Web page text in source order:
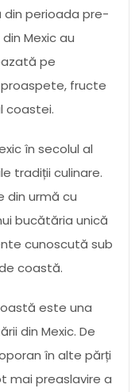
din perioada pre-
Mexic au
pe
fructe
coastei.
în secolul al
tradiții culinare.
din urmă cu
bucătăria unică
cunoscută sub
coastă.
este una
din Mexic. De
în alte părți
mai preaslavire a